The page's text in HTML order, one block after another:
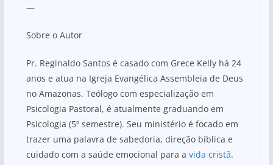
—
Sobre o Autor
Pr. Reginaldo Santos é casado com Grece Kelly há 24
anos e atua na Igreja Evangélica Assembleia de Deus
no Amazonas. Teólogo com especialização em
Psicologia Pastoral, é atualmente graduando em
Psicologia (5º semestre). Seu ministério é focado em
trazer uma palavra de sabedoria, direção bíblica e
cuidado com a saúde emocional para a vida cristã.